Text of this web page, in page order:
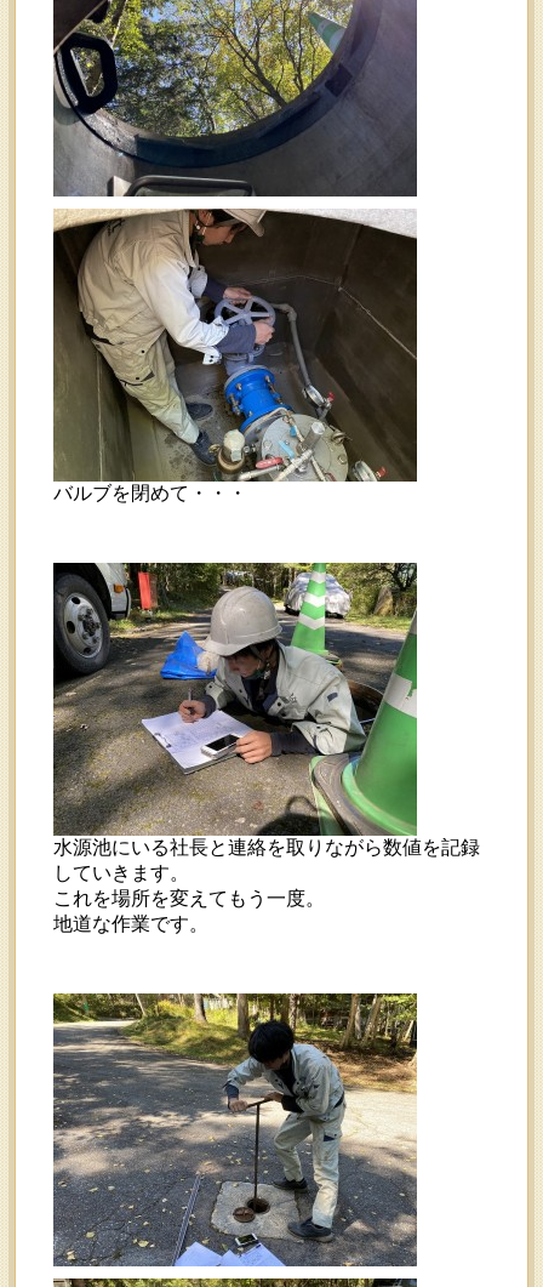
バルブを閉めて・・・
水源池にいる社長と連絡を取りながら数値を記録
していきます。
これを場所を変えてもう一度。
地道な作業です。